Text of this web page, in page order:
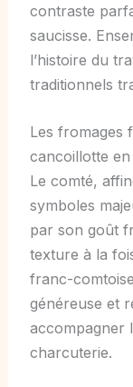
contraste
saucisse.
l’histoire du
traditionnels
Les fromages
cancoillotte en
Le comté,
symboles
par son goût
texture à la
franc-
généreuse et
accompagner
charcuterie.